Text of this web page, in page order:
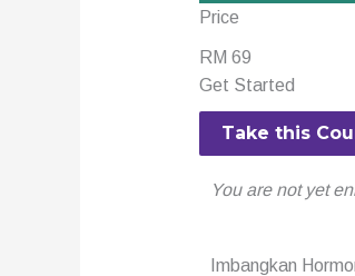
Price
RM 69
Get Started
Take this
You are not yet
Imbangkan